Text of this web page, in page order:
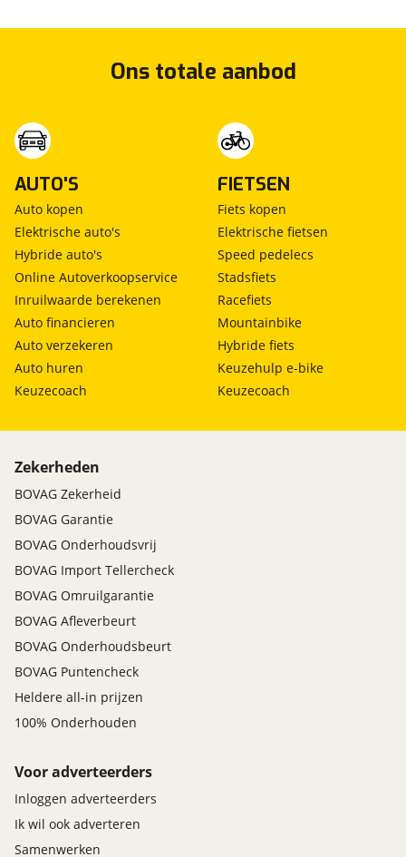
Ons totale aanbod
AUTO'S
Auto kopen
Elektrische auto's
Hybride auto's
Online Autoverkoopservice
Inruilwaarde berekenen
Auto financieren
Auto verzekeren
Auto huren
Keuzecoach
FIETSEN
Fiets kopen
Elektrische fietsen
Speed pedelecs
Stadsfiets
Racefiets
Mountainbike
Hybride fiets
Keuzehulp e-bike
Keuzecoach
Zekerheden
BOVAG Zekerheid
BOVAG Garantie
BOVAG Onderhoudsvrij
BOVAG Import Tellercheck
BOVAG Omruilgarantie
BOVAG Afleverbeurt
BOVAG Onderhoudsbeurt
BOVAG Puntencheck
Heldere all-in prijzen
100% Onderhouden
Voor adverteerders
Inloggen adverteerders
Ik wil ook adverteren
Samenwerken